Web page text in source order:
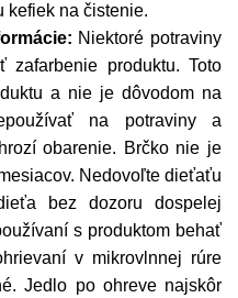
kefiek na čistenie.
Niektoré potraviny
zafarbenie produktu. Toto
a nie je dôvodom na
na potraviny a
obarenie. Brčko nie je
Nedovoľte dieťaťu
bez dozoru dospelej
s produktom behať
v mikrovlnnej rúre
Jedlo po ohreve najskôr